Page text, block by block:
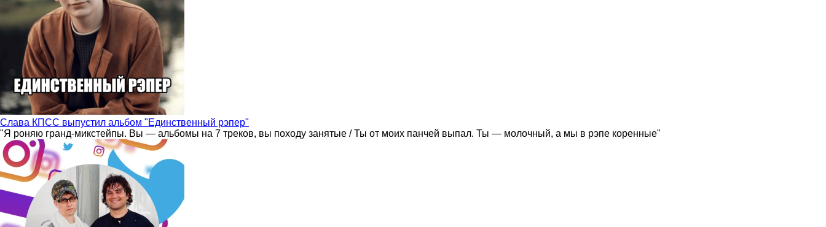
Слава КПСС выпустил альбом "Единственный рэпер"
"Я роняю гранд-микстейпы. Вы — альбомы на 7 треков, вы походу занятые / Ты от моих панчей выпал. Ты — молочный, а мы в рэпе коренные"